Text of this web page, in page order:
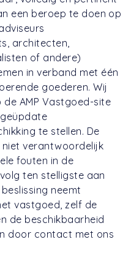
een beroep te doen op
architecten,
of andere)
in verband met één
goederen. Wij
AMP Vastgoed-site
te stellen. De
verantwoordelijk
fouten in de
ten stelligste aan
neemt
vastgoed, zelf de
de beschikbaarheid
door contact met ons